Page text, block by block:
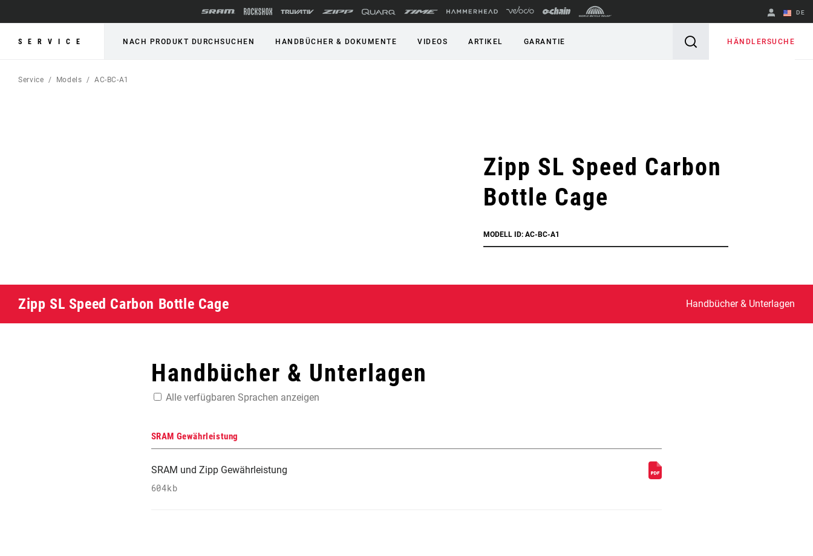
DE
Englisch
SERVICE NACH PRODUKT DURCHSUCHEN HANDBÜCHER & DOKUMENTE VIDEOS ARTIKEL GARANTIE HÄNDLERSUCHE
Service Models AC-BC-A1
Zipp SL Speed Carbon
Bottle Cage
MODELL ID: AC-BC-A1
Zipp SL Speed Carbon Bottle Cage Handbücher & Unterlagen
Handbücher & Unterlagen
Alle verfügbaren Sprachen anzeigen
SRAM Gewährleistung
SRAM und Zipp Gewährleistung
604kb